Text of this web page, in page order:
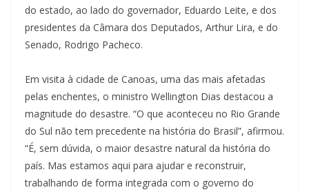
do estado, ao lado do governador, Eduardo Leite, e dos
presidentes da Câmara dos Deputados, Arthur Lira, e do
Senado, Rodrigo Pacheco.
Em visita à cidade de Canoas, uma das mais afetadas
pelas enchentes, o ministro Wellington Dias destacou a
magnitude do desastre. “O que aconteceu no Rio Grande
do Sul não tem precedente na história do Brasil”, afirmou.
“É, sem dúvida, o maior desastre natural da história do
país. Mas estamos aqui para ajudar e reconstruir,
trabalhando de forma integrada com o governo do